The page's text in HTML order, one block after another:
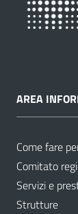
AREA
Come fare
Comitato
Servizi e
Strutture